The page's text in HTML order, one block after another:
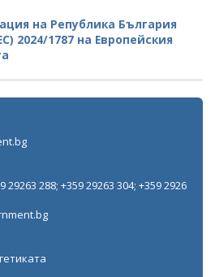
на Република България
2024/1787 на Европейския
29263 288; +359 29263 304; +359 2926